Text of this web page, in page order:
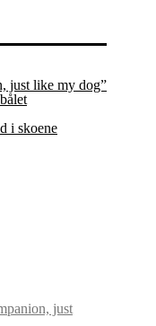
just like my dog”
i skoene
just